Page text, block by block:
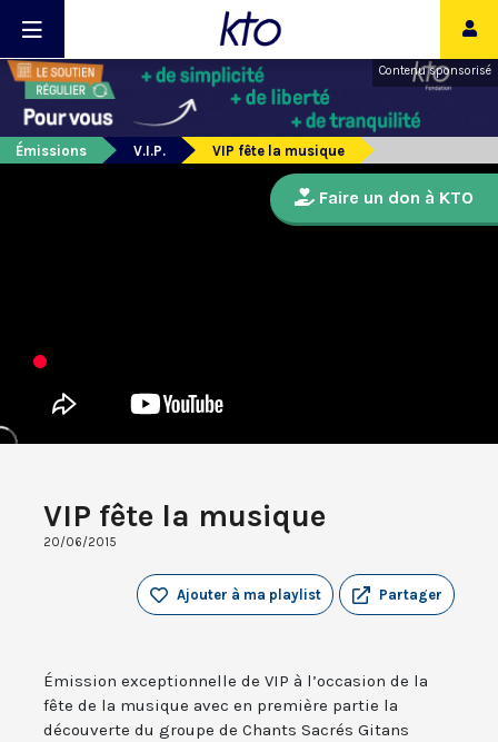
Contenu sponsorisé
Émissions V.I.P. VIP fête la musique
VIP fête la musique
20/06/2015
Partager
Ajouter à ma playlist
Émission exceptionnelle de VIP à l’occasion de la
fête de la musique avec en première partie la
découverte du groupe de Chants Sacrés Gitans
Faire un don à KTO